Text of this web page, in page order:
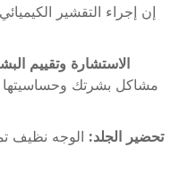
إن إجراء التقشير
الاستشارة وتقييم
مشاكل بشرتك
تحضير الجلد: الوجه نظيف